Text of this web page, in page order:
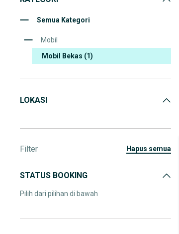
Semua Kategori
Mobil
Mobil Bekas (1)
LOKASI
Filter hapus semua
STATUS BOOKING
Pilih dari pilihan di bawah